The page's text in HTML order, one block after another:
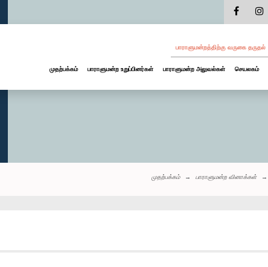
பாராளுமன்றத்திற்கு வருகை தருதல்
முதற்பக்கம் பாராளுமன்ற உறுப்பினர்கள் பாராளுமன்ற அலுவல்கள் செயலகம்
முதற்பக்கம் பாராளுமன்ற வினாக்கள்